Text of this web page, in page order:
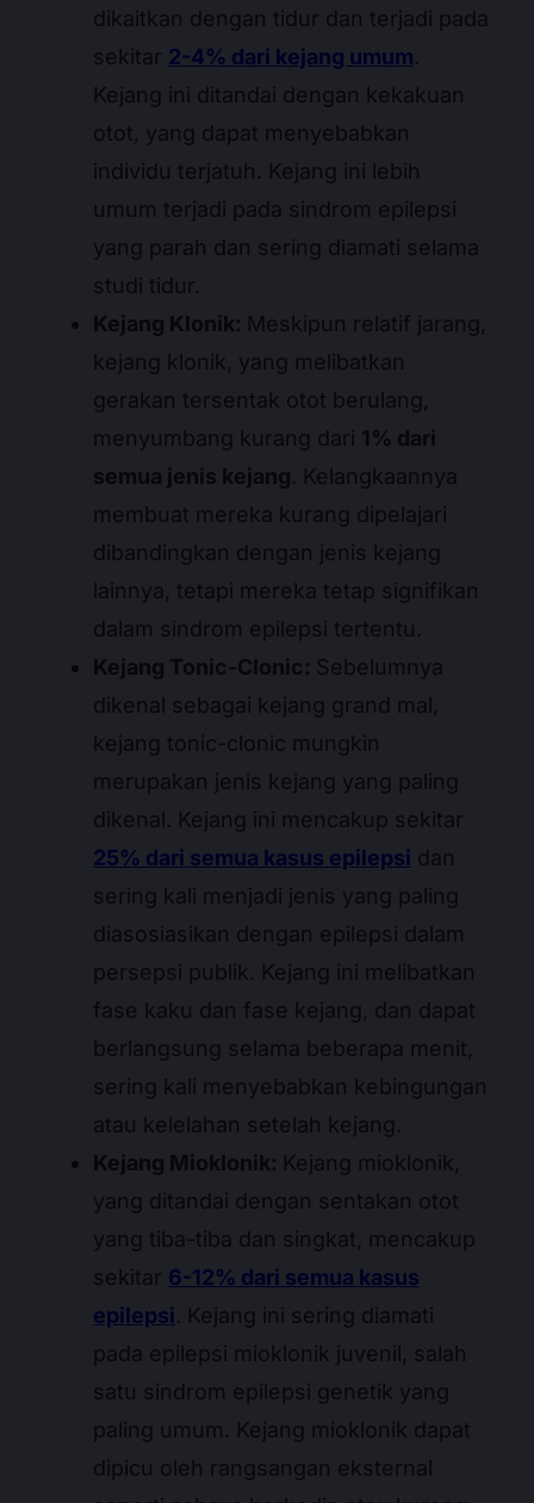
dikaitkan dengan tidur dan terjadi pada
sekitar 2-4% dari kejang umum.
Kejang ini ditandai dengan kekakuan
otot, yang dapat menyebabkan
individu terjatuh. Kejang ini lebih
umum terjadi pada sindrom epilepsi
yang parah dan sering diamati selama
studi tidur.
Kejang Klonik: Meskipun relatif jarang,
kejang klonik, yang melibatkan
gerakan tersentak otot berulang,
menyumbang kurang dari 1% dari
semua jenis kejang. Kelangkaannya
membuat mereka kurang dipelajari
dibandingkan dengan jenis kejang
lainnya, tetapi mereka tetap signifikan
dalam sindrom epilepsi tertentu.
Kejang Tonic-Clonic: Sebelumnya
dikenal sebagai kejang grand mal,
kejang tonic-clonic mungkin
merupakan jenis kejang yang paling
dikenal. Kejang ini mencakup sekitar
25% dari semua kasus epilepsi dan
sering kali menjadi jenis yang paling
diasosiasikan dengan epilepsi dalam
persepsi publik. Kejang ini melibatkan
fase kaku dan fase kejang, dan dapat
berlangsung selama beberapa menit,
sering kali menyebabkan kebingungan
atau kelelahan setelah kejang.
Kejang Mioklonik: Kejang mioklonik,
yang ditandai dengan sentakan otot
yang tiba-tiba dan singkat, mencakup
sekitar 6-12% dari semua kasus
epilepsi. Kejang ini sering diamati
pada epilepsi mioklonik juvenil, salah
satu sindrom epilepsi genetik yang
paling umum. Kejang mioklonik dapat
dipicu oleh rangsangan eksternal